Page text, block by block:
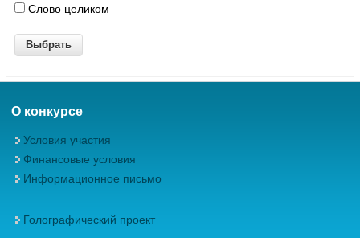
Слово целиком
О конкурсе
Условия участия
Финансовые условия
Информационное письмо
Голографический проект